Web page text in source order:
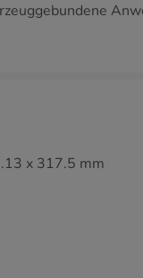
x 317.5 mm